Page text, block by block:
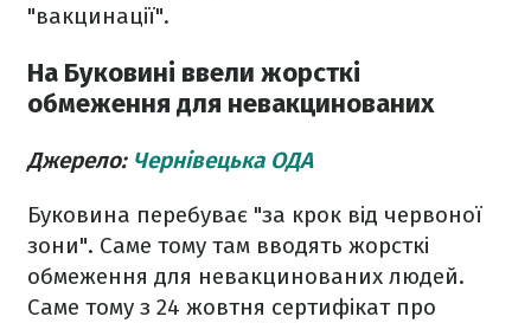
"вакцинації".
На Буковині ввели жорсткі
обмеження для невакцинованих
Джерело: Чернівецька ОДА
Буковина перебуває "за крок від червоної
зони". Саме тому там вводять жорсткі
обмеження для невакцинованих людей.
Саме тому з 24 жовтня сертифікат про